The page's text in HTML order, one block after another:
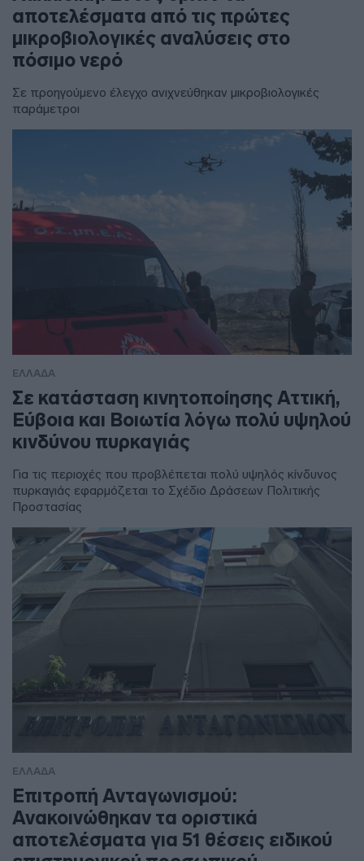
αποτελέσματα από τις πρώτες
μικροβιολογικές αναλύσεις στο
πόσιμο νερό
Σε προηγούμενο έλεγχο ανιχνεύθηκαν μικροβιολογικές
παράμετροι
ΕΛΛΑΔΑ
Σε κατάσταση κινητοποίησης Αττική,
Εύβοια και Βοιωτία λόγω πολύ υψηλού
κινδύνου πυρκαγιάς
Για τις περιοχές που προβλέπεται πολύ υψηλός κίνδυνος
πυρκαγιάς εφαρμόζεται το Σχέδιο Δράσεων Πολιτικής
Προστασίας
ΕΛΛΑΔΑ
Επιτροπή Ανταγωνισμού:
Ανακοινώθηκαν τα οριστικά
αποτελέσματα για 51 θέσεις ειδικού